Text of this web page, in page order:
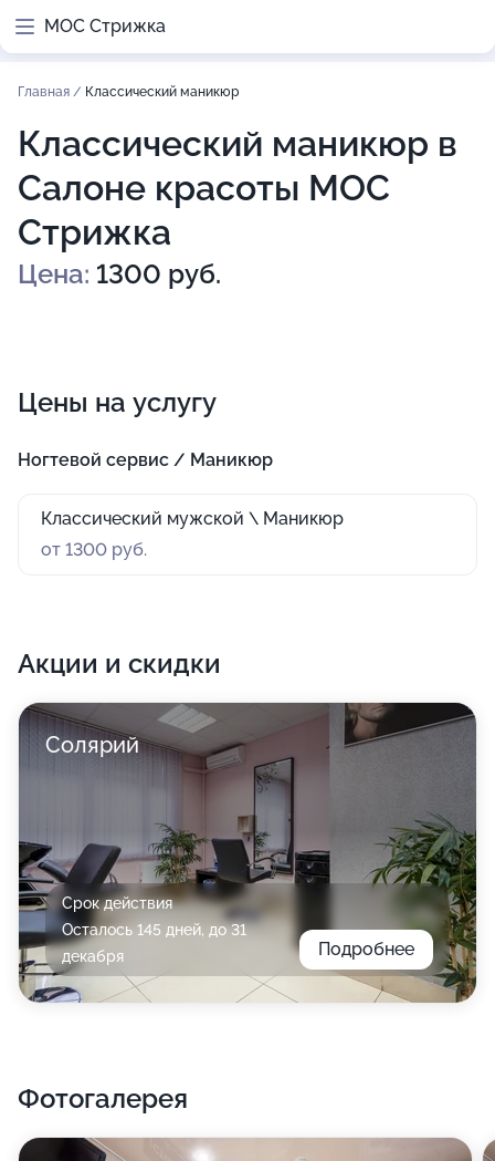
МОС Стрижка
Главная / Классический маникюр
Классический маникюр в
Салоне красоты МОС
Стрижка
Цена: 1300 руб.
Цены на услугу
Ногтевой сервис / Маникюр
Классический мужской \ Маникюр
от 1300 руб.
Акции и скидки
Солярий
Срок действия
Осталось 145 дней, до 31
декабря
Подробнее
Фотогалерея